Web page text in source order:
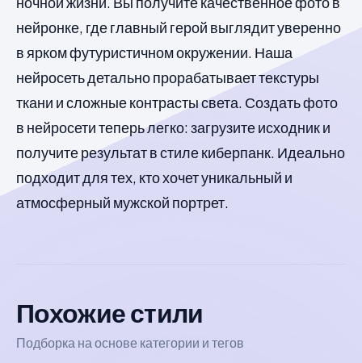
нейронке, где главный герой выглядит уверенно
в ярком футуристичном окружении. Наша
нейросеть детально прорабатывает текстуры
ткани и сложные контрасты света. Создать фото
в нейросети теперь легко: загрузите исходник и
получите результат в стиле киберпанк. Идеально
подходит для тех, кто хочет уникальный и
атмосферный мужской портрет.
Похожие стили
Подборка на основе категории и тегов